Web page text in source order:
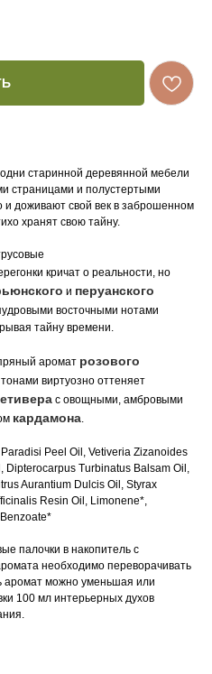
старинной деревянной мебели
страницами и полустертыми
доживают свой век в заброшенном
хранят свою тайну.
кричат о реальности, но
и перуанского
восточными нотами
тайну времени.
аромат розового
виртуозно оттеняет
с овощными, амбровыми
кардамона.
Peel Oil, Vetiveria Zizanoides
Dipterocarpus Turbinatus Balsam Oil,
Aurantium Dulcis Oil, Styrax
Resin Oil, Limonene*,
палочки в накопитель с
необходимо переворачивать
аромат можно уменьшая или
100 мл интерьерных духов